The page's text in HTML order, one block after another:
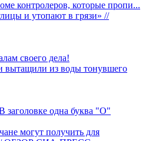
контролеров, которые пропи...
и утопают в грязи» //
своего дела!
вытащили из воды тонувшего
заголовке одна буква "О"
могут получить для